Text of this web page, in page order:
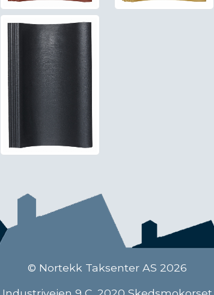
© Nortekk Taksenter AS 2026